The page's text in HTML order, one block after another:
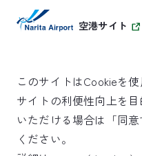
空港サイト
SKYTRAX
5スターエアポー
このサイトはCookieを使
サイトの利便性向上を
いただける場合は「同
ください。